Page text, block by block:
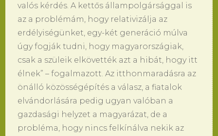
valós kérdés. A kettős állampolgársággal is
az a problémám, hogy relativizálja az
erdélyiségünket, egy-két generáció múlva
úgy fogják tudni, hogy magyarországiak,
csak a szüleik elkövették azt a hibát, hogy itt
élnek” – fogalmazott. Az itthonmaradásra az
önálló közösségépítés a válasz, a fiatalok
elvándorlására pedig ugyan valóban a
gazdasági helyzet a magyarázat, de a
probléma, hogy nincs felkínálva nekik az